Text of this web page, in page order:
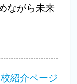
ながら未来
紹介ページ